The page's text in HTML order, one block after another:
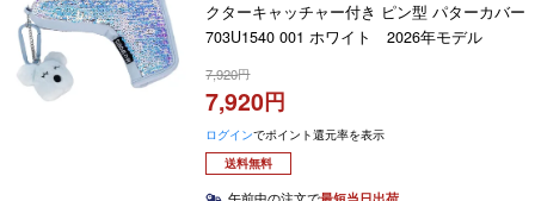
クターキャッチャー付き ピン型 パターカバー
703U1540 001 ホワイト 2026年モデル
7,920
7,920
ログインでポイント還元率を表示
送料無料